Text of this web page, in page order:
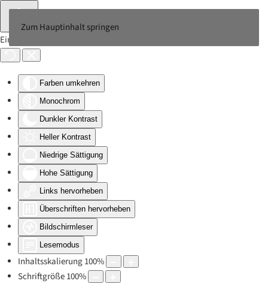
Eingabehilfen öffnen
Farben umkehren
Monochrom
Dunkler Kontrast
Heller Kontrast
Niedrige Sättigung
Hohe Sättigung
Links hervorheben
Überschriften hervorheben
Bildschirmleser
Lesemodus
Inhaltsskalierung100%
Schriftgröße100%
Zum Hauptinhalt springen